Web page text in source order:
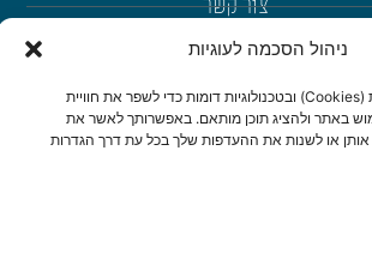
ניהול הסכמה לעוגיות
אתר זה משתמש בעוגיות (Cookies) ובטכנולוגיות דומות כדי לשפר את חוויית
באתר ולהציג תוכן מותאם. באפשרותך לאשר את
אותן או לשנות את ההעדפות שלך בכל עת דרך הגדרות
צור קשר
הרשמה לשבו"ש
היה שותף
דרכי הגעה